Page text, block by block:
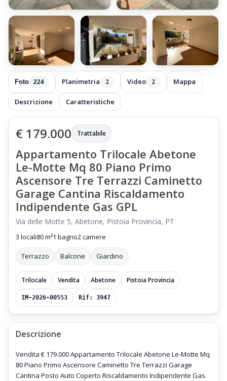
+218 foto
Foto 224 Planimetria 2 Video 2 Mappa
Descrizione Caratteristiche
€ 179.000 Trattabile
Appartamento Trilocale Abetone
Le-Motte Mq 80 Piano Primo
Ascensore Tre Terrazzi Caminetto
Garage Cantina Riscaldamento
Indipendente Gas GPL
Via delle Motte 5, Abetone, Pistoia Provincia, PT
3 locali80 m²1 bagno2 camere
Terrazzo Balcone Giardino
Trilocale Vendita Abetone Pistoia Provincia
IM-2026-00553 Rif: 3947
Descrizione
Vendita € 179.000 Appartamento Trilocale Abetone Le-Motte Mq
80 Piano Primo Ascensore Caminetto Tre Terrazzi Garage
Cantina Posto Auto Coperto Riscaldamento Indipendente Gas